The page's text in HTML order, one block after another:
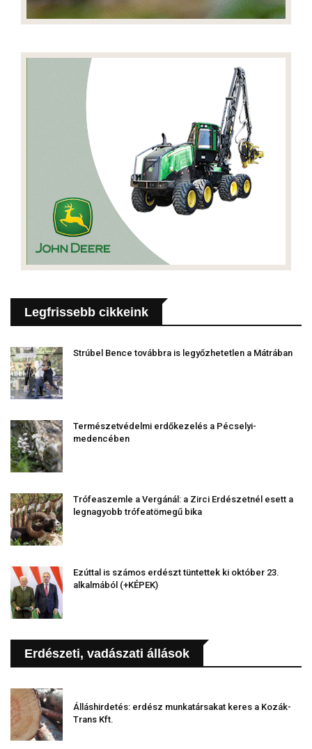
Legfrissebb cikkeink
Strúbel Bence továbbra is legyőzhetetlen a Mátrában
Természetvédelmi erdőkezelés a Pécselyi-
medencében
Trófeaszemle a Vergánál: a Zirci Erdészetnél esett a
legnagyobb trófeatömegű bika
Ezúttal is számos erdészt tüntettek ki október 23.
alkalmából (+KÉPEK)
Erdészeti, vadászati állások
Álláshirdetés: erdész munkatársakat keres a Kozák-
Trans Kft.